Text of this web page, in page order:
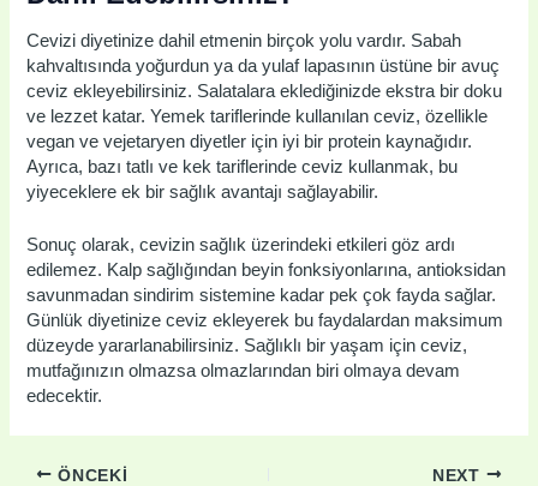
Cevizi diyetinize dahil etmenin birçok yolu vardır. Sabah
kahvaltısında yoğurdun ya da yulaf lapasının üstüne bir avuç
ceviz ekleyebilirsiniz. Salatalara eklediğinizde ekstra bir doku
ve lezzet katar. Yemek tariflerinde kullanılan ceviz, özellikle
vegan ve vejetaryen diyetler için iyi bir protein kaynağıdır.
Ayrıca, bazı tatlı ve kek tariflerinde ceviz kullanmak, bu
yiyeceklere ek bir sağlık avantajı sağlayabilir.
Sonuç olarak, cevizin sağlık üzerindeki etkileri göz ardı
edilemez. Kalp sağlığından beyin fonksiyonlarına, antioksidan
savunmadan sindirim sistemine kadar pek çok fayda sağlar.
Günlük diyetinize ceviz ekleyerek bu faydalardan maksimum
düzeyde yararlanabilirsiniz. Sağlıklı bir yaşam için ceviz,
mutfağınızın olmazsa olmazlarından biri olmaya devam
edecektir.
ÖNCEKI NEXT